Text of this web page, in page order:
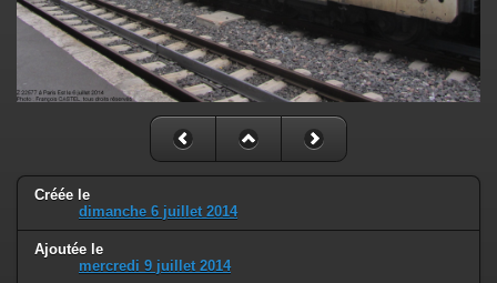
Créée le
dimanche 6 juillet 2014
Ajoutée le
mercredi 9 juillet 2014